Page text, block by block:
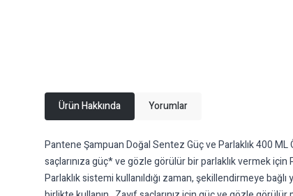
Ürün Hakkında Yorumlar
Pantene Şampuan Doğal Sentez Güç ve Parlaklık 400
saçlarınıza güç* ve gözle görülür bir parlaklık vermek
Parlaklık sistemi kullanıldığı zaman, şekillendirmeye